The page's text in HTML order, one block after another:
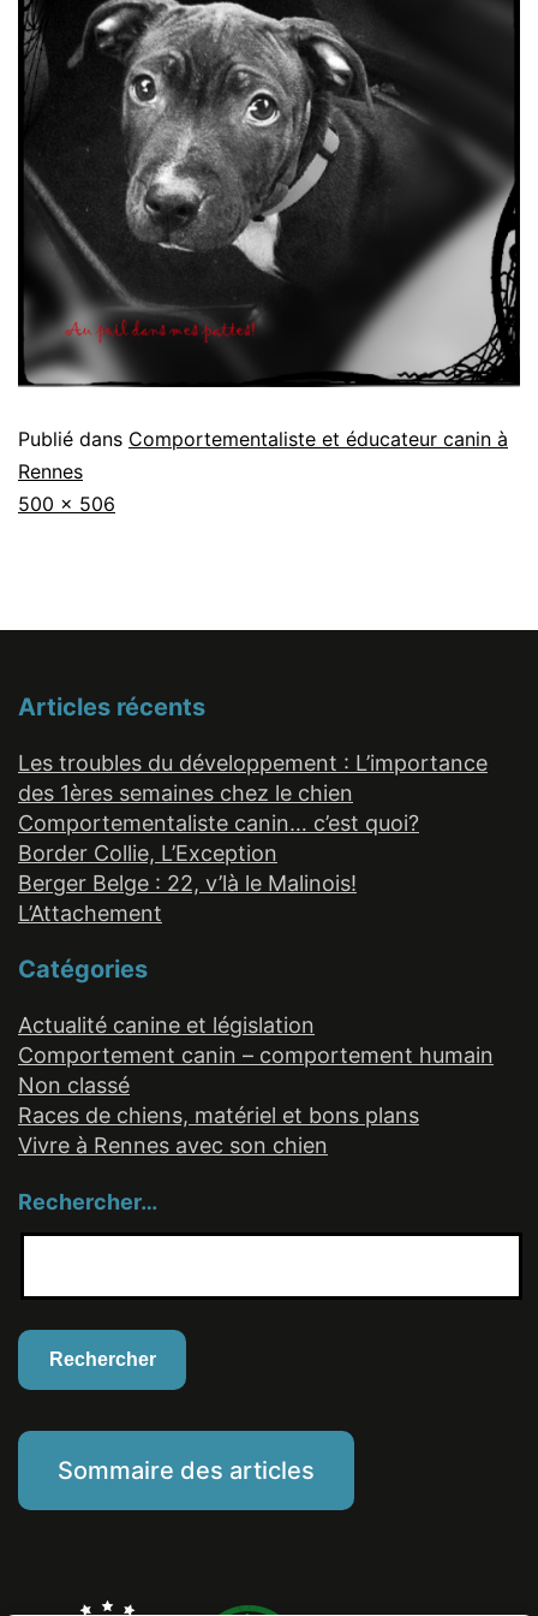
Publié dans Comportementaliste et éducateur canin à
Rennes
Taille
500 × 506
Articles récents
Les troubles du développement : L’importance
des 1ères semaines chez le chien
Comportementaliste canin… c’est quoi?
Border Collie, L’Exception
Berger Belge : 22, v’là le Malinois!
L’Attachement
Catégories
Actualité canine et législation
Comportement canin – comportement humain
Non classé
Races de chiens, matériel et bons plans
Vivre à Rennes avec son chien
Rechercher…
Sommaire des articles